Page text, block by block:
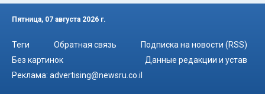
Пятница, 07 августа 2026 г.
Теги Обратная связь
Подписка на новости (RSS)
Без картинок
Данные редакции и устав
Реклама: advertising@newsru.co.il